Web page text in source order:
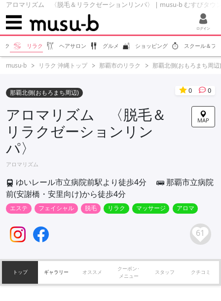
アロマリズム 〈脱毛＆リラクゼーションリンパ〉 | musu-b むすびタウ
ログイン
ク リラク ヘアサロン グルメ ショッピング スクール＆フ
musu-b リラク 沖縄トップ 那覇市のリラク 那覇北側(おもろまち周
那覇北側(おもろまち周辺) 0 0
MAP
アロマリズム 〈脱毛＆
リラクゼーションリン
パ〉
アロマリズム
ゆいレール市立病院前駅より徒歩4分
那覇市立病院
前(安謝橋・安里向け)から徒歩4分
エステ フェイシャル 脱毛 リラク マッサージ アロマ
61
トップ ギャラリー オススメ
クーポン･
メニュー
スタッフ クチコミ